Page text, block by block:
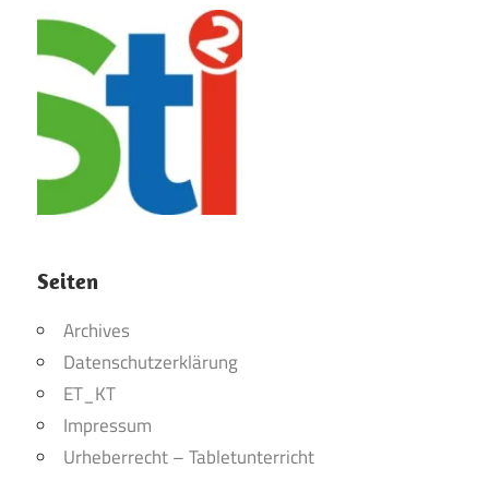
Seiten
Archives
Datenschutzerklärung
ET_KT
Impressum
Urheberrecht – Tabletunterricht